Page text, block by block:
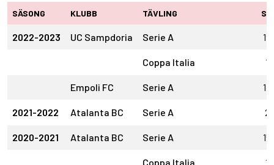
SÄSONG KLUBB TÄVLING SM
2022-2023 UC Sampdoria Serie A 19
Coppa Italia 1
Empoli FC Serie A 14
2021-2022 Atalanta BC Serie A 2
2020-2021 Atalanta BC Serie A 15
Coppa Italia 1